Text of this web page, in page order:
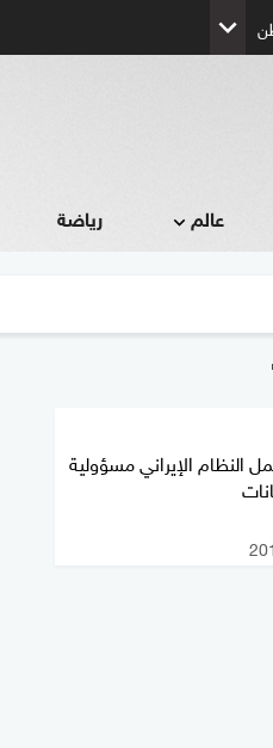
عالم رياضة
النظام الإيراني مسؤولية